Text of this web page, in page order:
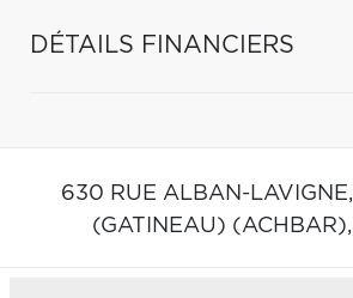
DÉTAILS FINANCIERS
630 RUE ALBAN-LAVIGNE,
(GATINEAU) (ACHBAR),